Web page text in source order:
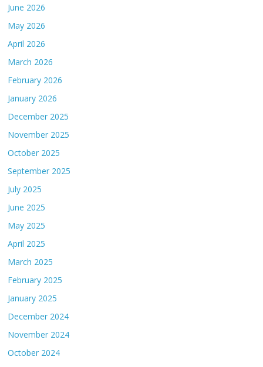
June 2026
May 2026
April 2026
March 2026
February 2026
January 2026
December 2025
November 2025
October 2025
September 2025
July 2025
June 2025
May 2025
April 2025
March 2025
February 2025
January 2025
December 2024
November 2024
October 2024